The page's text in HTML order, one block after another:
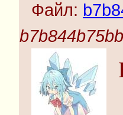
Файл: